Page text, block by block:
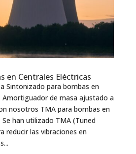
en Centrales Eléctricas
Sintonizado para bombas en
Amortiguador de masa ajustado a
nosotros TMA para bombas en
han utilizado TMA (Tuned
reducir las vibraciones en